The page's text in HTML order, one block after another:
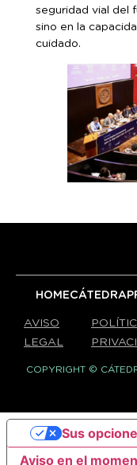
seguridad vial del
sino en la
cuidado.
HOMECÁTEDRA
AVISO
LEGAL
COPYRIGHT ©
Aviso en el
Sus